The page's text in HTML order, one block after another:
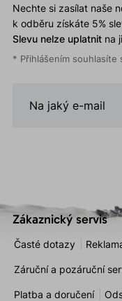
Nechte si zasílat naše
k odběru získáte 5%
Slevu nelze uplatnitna
* Přihlášením souhlasíte
Zákaznický servis
Časté dotazy
Záruční a pozáruční
Platba a doručení